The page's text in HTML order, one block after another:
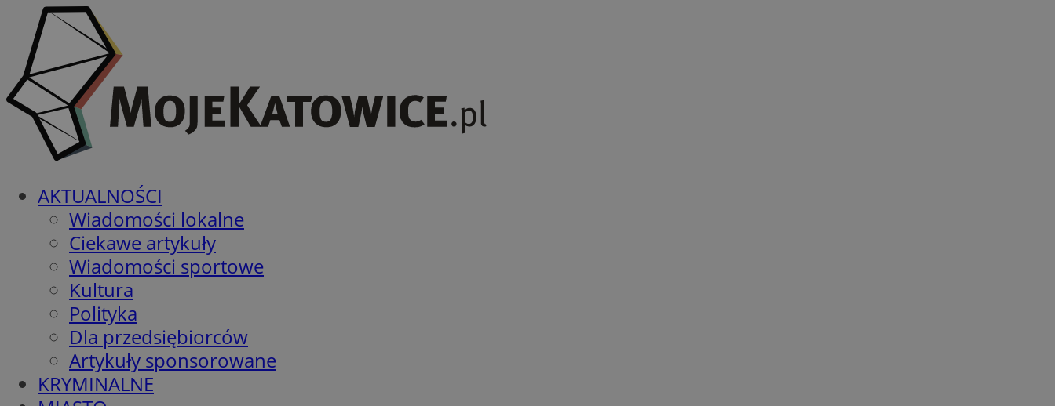
AKTUALNOŚCI
Wiadomości lokalne
Ciekawe artykuły
Wiadomości sportowe
Kultura
Polityka
Dla przedsiębiorców
Artykuły sponsorowane
KRYMINALNE